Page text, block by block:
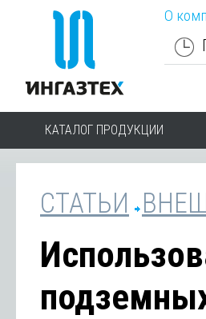
О
КАТАЛОГ ПРОДУКЦИИ
СТАТЬИ